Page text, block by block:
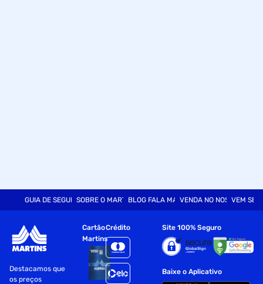
GUIA DE SEGURANÇASOBRE O MARTINSBLOG FALA MARTVENDA NO NOSSO SITE
VEM SER
Destacamos que
os preços
Cartão
Martins
Crédito Site 100% Seguro
Baixe o Aplicativo